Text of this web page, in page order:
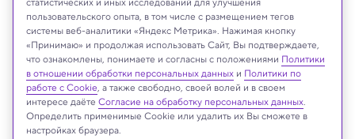
Zhuravlev Andrey/Shutterstock/FOTODOM
Реклама
пользовательского опыта, в том числе с размещением тегов
системы веб-аналитики «Яндекс Метрика». Нажимая кнопку
«Принимаю» и продолжая использовать Сайт, Вы подтверждаете,
что ознакомлены, понимаете и согласны с положениями Политики
в отношении обработки персональных данных и Политики по
работе с Cookie, а также свободно, своей волей и в своем
интересе даёте Согласие на обработку персональных данных.
Определить применимые Cookie или удалить их Вы сможете в
настройках браузера.